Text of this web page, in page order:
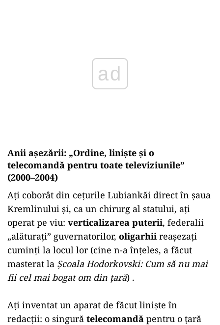
Anii așezării: „Ordine, liniște și o
telecomandă pentru toate televiziunile”
(2000–2004)
Ați coborât din cețurile Lubiankăi direct în șaua
Kremlinului și, ca un chirurg al statului, ați
operat pe viu: verticalizarea puterii, federalii
„alăturați” guvernatorilor, oligarhii reașezați
cuminți la locul lor (cine n-a înțeles, a făcut
masterat la Școala Hodorkovski: Cum să nu mai
fii cel mai bogat om din țară) .
Ați inventat un aparat de făcut liniște în
redacții: o singură telecomandă pentru o țară